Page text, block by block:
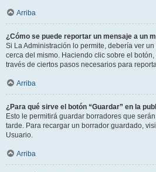
Arriba
¿Cómo se puede reportar un mensaje a un
Si La Administración lo permite, debería ver
cerca del mismo. Haciendo clic sobre el
través de ciertos pasos necesarios para
Arriba
¿Para qué sirve el botón “Guardar” en la
Esto le permitirá guardar borradores que
tarde. Para recargar un borrador guardado,
Usuario.
Arriba